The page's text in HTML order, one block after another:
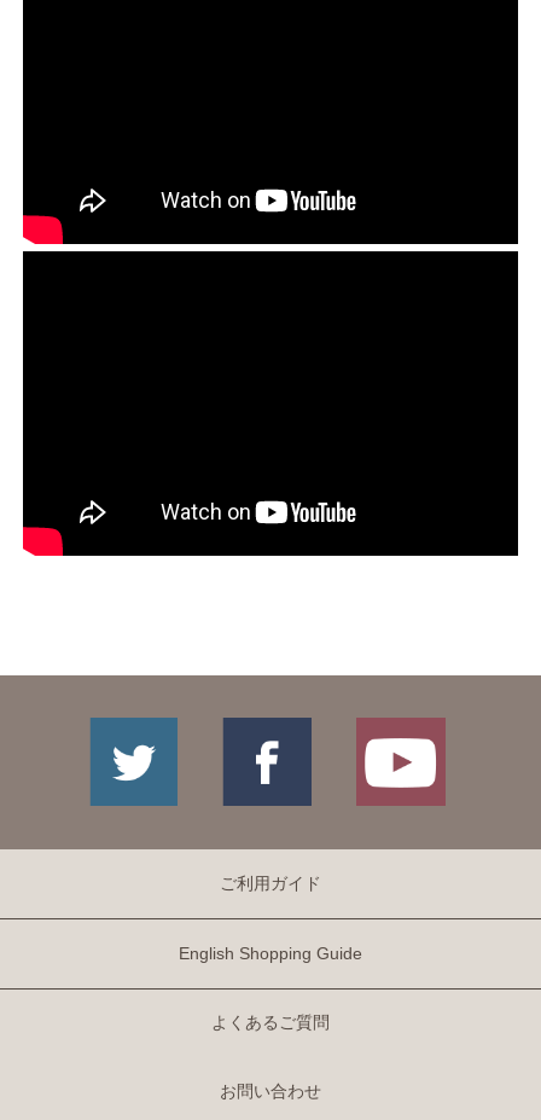
ご利用ガイド
English Shopping Guide
よくあるご質問
お問い合わせ